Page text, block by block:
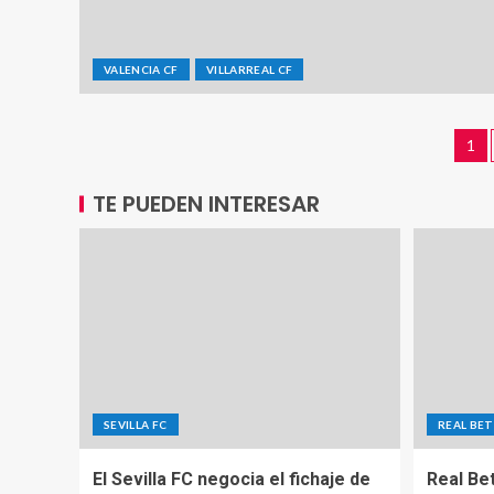
VALENCIA CF VILLARREAL CF
1
TE PUEDEN INTERESAR
SEVILLA FC
El Sevilla FC negocia el fichaje de
REAL
Real